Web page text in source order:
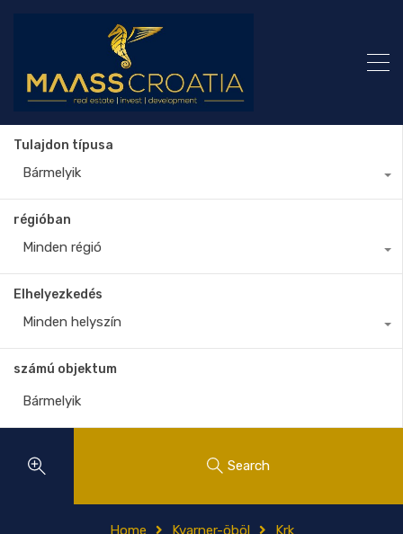
Tulajdon típusa
Bármelyik
régióban
Minden régió
Elhelyezkedés
Minden helyszín
számú objektum
Search
Home Kvarner-öböl Krk